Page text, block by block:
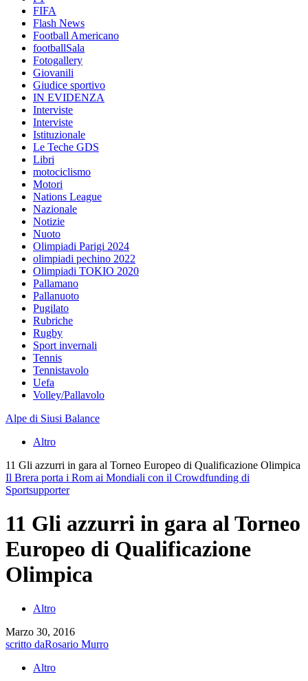
FIFA
Flash News
Football Americano
footballSala
Fotogallery
Giovanili
Giudice sportivo
IN EVIDENZA
Interviste
Interviste
Istituzionale
Le Teche GDS
Libri
motociclismo
Motori
Nations League
Nazionale
Notizie
Nuoto
Olimpiadi Parigi 2024
olimpiadi pechino 2022
Olimpiadi TOKIO 2020
Pallamano
Pallanuoto
Pugilato
Rubriche
Rugby
Sport invernali
Tennis
Tennistavolo
Uefa
Volley/Pallavolo
Alpe di Siusi Balance
Altro
11 Gli azzurri in gara al Torneo Europeo di Qualificazione Olimpica
Il Brera porta i Rom ai Mondiali con il Crowdfunding di
Sportsupporter
11 Gli azzurri in gara al Torneo
Europeo di Qualificazione
Olimpica
Altro
Marzo 30, 2016
scritto daRosario Murro
Altro